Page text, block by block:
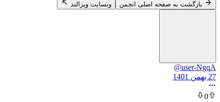
به صفحه اصلی انجمن وبسایت ویزالند